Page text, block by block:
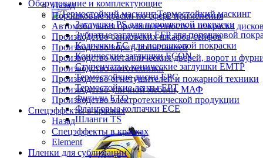
Оборудование и комплектующие
Термостойкий маскинг
Заглушки PS для порошковой покраски
Зубчатые заглушки EFP для порошковой
Колпачки ЕС для порошковой покраски
Конические заглушки ECON
Ступенчатые конические заглушки EMTP
Термостойкие диски EPC
Термостойкие ленты EPT
Фитили ETO
Фланговые колпачки ECE
Шланги TS
Назад
Порошковые краски по сфере применения
Автомобильная промышленность и покраска дисков
Производство банковских шкафов/сейфов
Производство ворот, рольставней
Производство металлических дверей, ворот и
Производство мототехники
Производство огнетушителей и пожарной техники
Производство уличной мебели, МАФ
Производство электротехнической продукции
Спецэффекты в красках
Назад
Спецэффекты в красках
Element
Пленки для сублимации